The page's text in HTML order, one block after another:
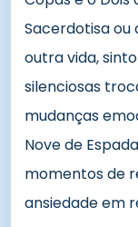
Sacerdotisa ou
outra vida,
silenciosas
mudanças
Nove de
momentos de
ansiedade em